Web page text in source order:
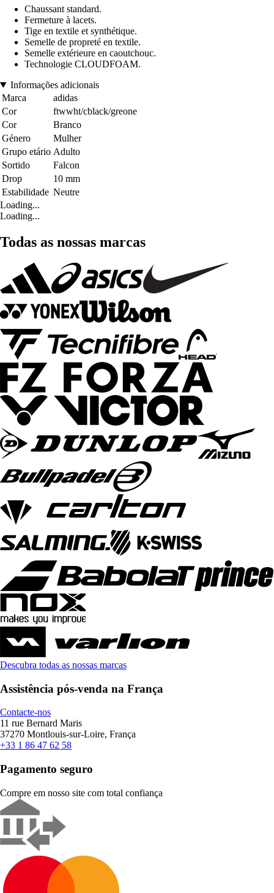
Chaussant standard.
Fermeture à lacets.
Tige en textile et synthétique.
Semelle de propreté en textile.
Semelle extérieure en caoutchouc.
Technologie CLOUDFOAM.
Informações adicionais
Marca
adidas
Cor
ftwwht/cblack/greone
Cor
Branco
Género
Mulher
Grupo etário Adulto
Sortido
Falcon
Drop
10 mm
Estabilidade Neutre
Loading...
Loading...
Todas as nossas marcas
Descubra todas as nossas marcas
Assistência pós-venda na França
Contacte-nos
11 rue Bernard Maris
37270 Montlouis-sur-Loire, França
+33 1 86 47 62 58
Pagamento seguro
Compre em nosso site com total confiança